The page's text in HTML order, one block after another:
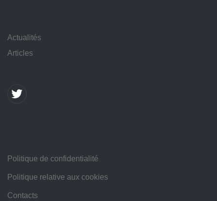
Actualités
Articles
Politique de confidentialité
Politique relative aux cookies
Contacts